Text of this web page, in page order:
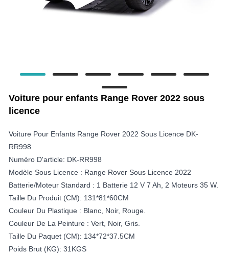
Voiture pour enfants Range Rover 2022 sous
licence
Voiture Pour Enfants Range Rover 2022 Sous Licence DK-
RR998
Numéro D'article: DK-RR998
Modèle Sous Licence : Range Rover Sous Licence 2022
Batterie/moteur Standard : 1 Batterie 12 V 7 Ah, 2 Moteurs 35 W.
Taille Du Produit (CM): 131*81*60CM
Couleur Du Plastique : Blanc, Noir, Rouge.
Couleur De La Peinture : Vert, Noir, Gris.
Taille Du Paquet (CM): 134*72*37.5CM
Poids Brut (KG): 31KGS